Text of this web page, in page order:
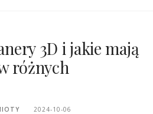
3D i jakie mają
różnych
2024-10-06